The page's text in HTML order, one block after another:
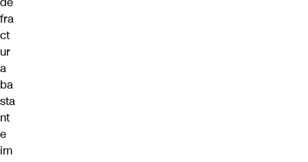
fra
ct
ur
a
ba
sta
nt
e
im